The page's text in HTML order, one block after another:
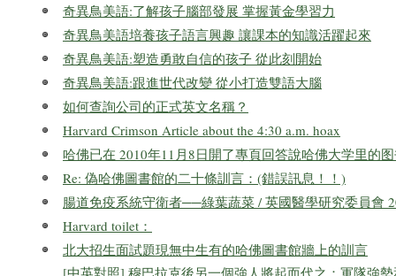
奇異鳥美語:了解孩子腦部發展 掌握黃金學習力
奇異鳥美語培養孩子語言興趣 讓課本的知識活躍起來
奇異鳥美語:塑造勇敢自信的孩子 從此刻開始
奇異鳥美語:跟進世代改變 從小打造雙語大腦
如何查詢公司的正式英文名稱？
Harvard Crimson Article about the 4:30 a.m. hoax
哈佛已在 2010年11月8日開了專頁回答說哈佛大学里的
Re: 偽哈佛圖書館的二十條訓言：(錯誤訊息！！)
腸道免疫系統守衛者──綠葉蔬菜 / 英國醫學研究委員會
Harvard toilet：
北大招生面試題現無中生有的哈佛圖書館牆上的訓言
[中英對照] 穆巴拉克後另一個強人將起而代之：軍隊強